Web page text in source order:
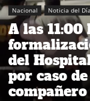
Nacional Noticia del Día
A las
del
por caso
compañero